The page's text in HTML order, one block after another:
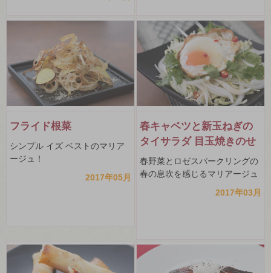
フライド根菜
シンプル イズ ベストのマリア
ージュ！
2017年05月
春キャベツと新玉ねぎの
タイサラダ 目玉焼きのせ
春野菜とロゼスパークリングの
春の息吹を感じるマリアージュ
2017年03月